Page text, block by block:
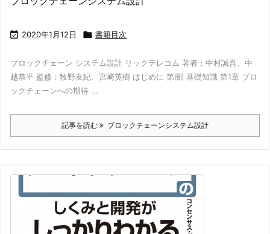
 2020年1月12日  書籍目次
ブロックチェーン システム設計 リックテレコム 著者：中村誠吾、中
越恭平 監修：牧野友紀、宮崎英樹 はじめに 第I部 基礎知識 第1章 ブロ
ックチェーンへの期待 ...
記事を読む ブロックチェーンシステム設計